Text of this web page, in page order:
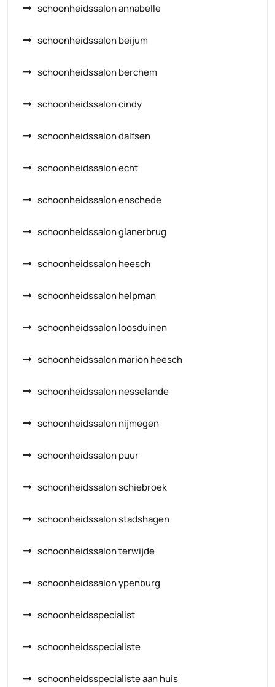
schoonheidssalon annabelle
schoonheidssalon beijum
schoonheidssalon berchem
schoonheidssalon cindy
schoonheidssalon dalfsen
schoonheidssalon echt
schoonheidssalon enschede
schoonheidssalon glanerbrug
schoonheidssalon heesch
schoonheidssalon helpman
schoonheidssalon loosduinen
schoonheidssalon marion heesch
schoonheidssalon nesselande
schoonheidssalon nijmegen
schoonheidssalon puur
schoonheidssalon schiebroek
schoonheidssalon stadshagen
schoonheidssalon terwijde
schoonheidssalon ypenburg
schoonheidsspecialist
schoonheidsspecialiste
schoonheidsspecialiste aan huis